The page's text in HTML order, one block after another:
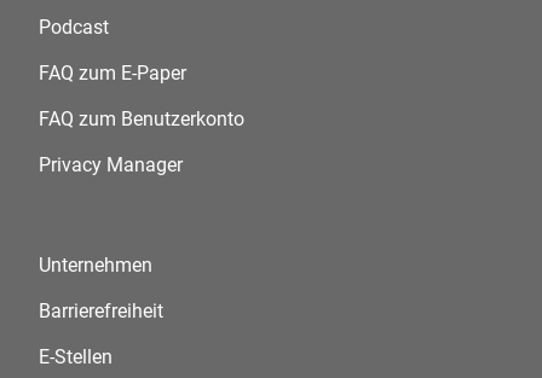
Podcast
FAQ zum E-Paper
FAQ zum Benutzerkonto
Privacy Manager
Unternehmen
Barrierefreiheit
E-Stellen